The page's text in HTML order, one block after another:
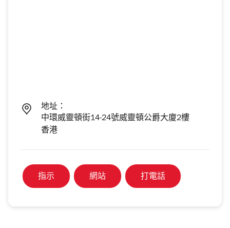
地址：
中環威靈頓街14-24號威靈頓公爵大廈2樓
香港
指示 網站 打電話